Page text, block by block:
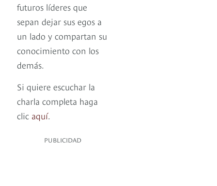
futuros líderes que
sepan dejar sus egos a
un lado y compartan su
conocimiento con los
demás.
Si quiere escuchar la
charla completa haga
clic aquí.
PUBLICIDAD